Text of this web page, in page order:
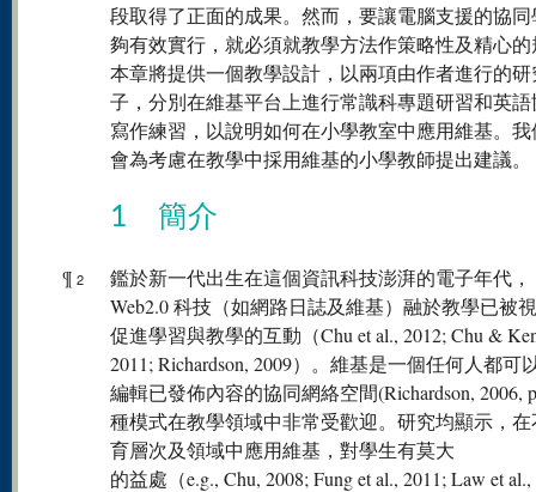
段取得了正面的成果。然而，要讓電腦支援的協
夠有效實行，就必須就教學方法作策略性及精心
本章將提供一個教學設計，以兩項由作者進行的
子，分別在維基平台上進行常識科專題研習和英
寫作練習，以說明如何在小學教室中應用維基。
會為考慮在教學中採用維基的小學教師提出建議。
1 簡介
¶ 2
鑑於新一代出生在這個資訊科技澎湃的電子年代，
Web2.0 科技（如網路日誌及維基）融於教學已被
促進學習與教學的互動（Chu et al., 2012; Chu &
2011; Richardson, 2009）。維基是一個任何人都可
編輯已發佈內容的協同網絡空間(Richardson, 2006,
種模式在教學領域中非常受歡迎。研究均顯示，
育層次及領域中應用維基，對學生有莫大
的益處（e.g., Chu, 2008; Fung et al., 2011; Law et